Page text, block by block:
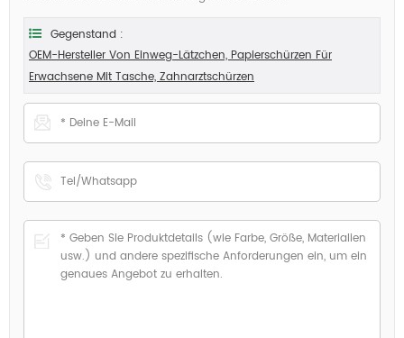
Gegenstand :
OEM-Hersteller Von Einweg-Lätzchen, Papierschürzen Für
Erwachsene Mit Tasche, Zahnarztschürzen